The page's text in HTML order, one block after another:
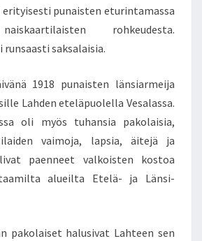
punaisten eturintamassa
rohkeudesta.
runsaasti saksalaisia.
1918 punaisten länsiarmeija
Lahden eteläpuolella Vesalassa.
oli myös tuhansia pakolaisia,
vaimoja, lapsia, äitejä ja
paenneet valkoisten kostoa
alueilta Etelä- ja Länsi-
pakolaiset halusivat Lahteen sen